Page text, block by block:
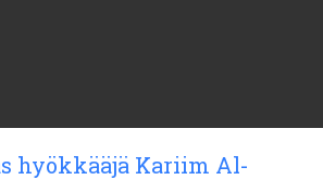
hyökkääjä Kariim Al-